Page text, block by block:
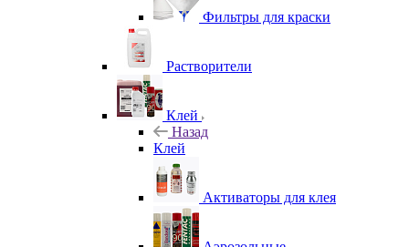
Фильтры для краски
Растворители
Клей
Назад
Клей
Активаторы для клея